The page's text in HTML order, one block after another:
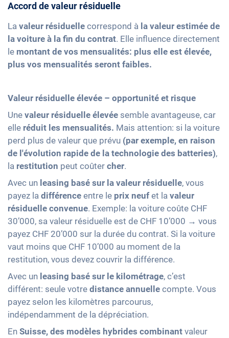
Accord de valeur résiduelle
La valeur résiduelle correspond à la valeur estimée de
la voiture à la fin du contrat. Elle influence directement
le montant de vos mensualités: plus elle est élevée,
plus vos mensualités seront faibles.
Valeur résiduelle élevée – opportunité et risque
Une valeur résiduelle élevée semble avantageuse, car
elle réduit les mensualités. Mais attention: si la voiture
perd plus de valeur que prévu (par exemple, en raison
de l'évolution rapide de la technologie des batteries),
la restitution peut coûter cher.
Avec un leasing basé sur la valeur résiduelle, vous
payez la différence entre le prix neuf et la valeur
résiduelle convenue. Exemple: la voiture coûte CHF
30’000, sa valeur résiduelle est de CHF 10’000 → vous
payez CHF 20’000 sur la durée du contrat. Si la voiture
vaut moins que CHF 10’000 au moment de la
restitution, vous devez couvrir la différence.
Avec un leasing basé sur le kilométrage, c’est
différent: seule votre distance annuelle compte. Vous
payez selon les kilomètres parcourus,
indépendamment de la dépréciation.
En Suisse, des modèles hybrides combinant valeur